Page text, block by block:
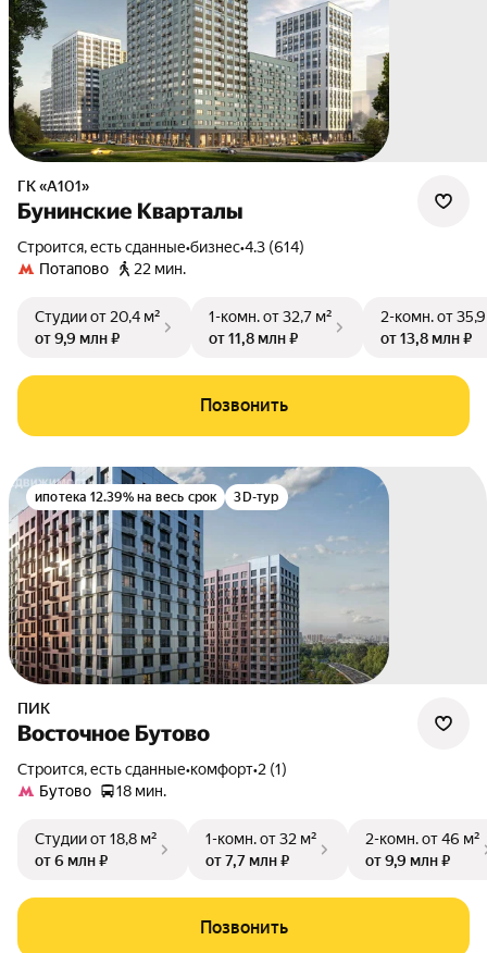
ГК «А101»
Бунинские Кварталы
Строится, есть сданные•бизнес•4.3 (614)
Потапово
22 мин.
Студииот 20,4 м²
от 9,9 млн ₽
1-комн.от 32,7 м²
от 11,8 млн ₽
2-комн.от
от 13,8 млн ₽
Позвонить
ипотека 12.39% на весь срок 3D-тур
ПИК
Восточное Бутово
Строится, есть сданные•комфорт•2 (1)
Бутово
18 мин.
Студииот 18,8 м²
от 6 млн ₽
1-комн.от 32 м²
от 7,7 млн ₽
2-комн.от 46 м²
от 9,9 млн ₽
Позвонить